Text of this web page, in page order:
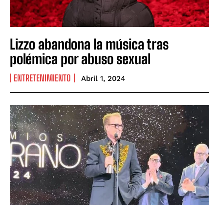
Lizzo abandona la música tras
polémica por abuso sexual
ENTRETENIMIENTO Abril 1, 2024